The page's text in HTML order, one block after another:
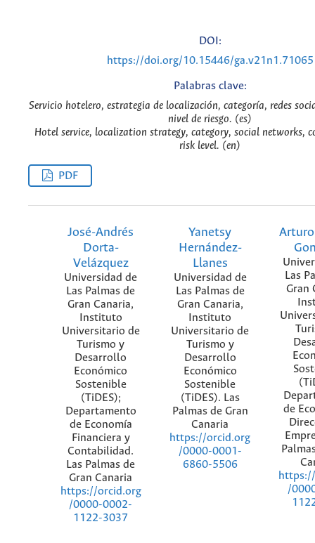
DOI:
https://doi.org/10.15446/ga.v21n1.71065
Palabras clave:
Servicio hotelero, estrategia de localización, categoría, redes
nivel de riesgo. (es)
Hotel service, localization strategy, category, social networks,
risk level. (en)
PDF
José-Andrés
Dorta-
Velázquez
Universidad de
Las Palmas de
Gran Canaria,
Instituto
Universitario de
Turismo y
Desarrollo
Económico
Sostenible
(TiDES);
Departamento
de Economía
Financiera y
Contabilidad.
Las Palmas de
Gran Canaria
https://orcid.org
/0000-0002-
1122-3037
Yanetsy
Hernández-
Llanes
Universidad de
Las Palmas de
Gran Canaria,
Instituto
Universitario de
Turismo y
Desarrollo
Económico
Sostenible
(TiDES). Las
Palmas de Gran
Canaria
https://orcid.org
/0000-0001-
6860-5506
Las
Gran
de
/